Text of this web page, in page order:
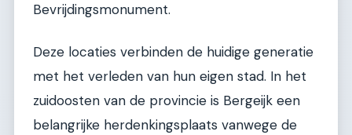
Bevrijdingsmonument.
Deze locaties verbinden de huidige generatie
met het verleden van hun eigen stad. In het
zuidoosten van de provincie is Bergeijk een
belangrijke herdenkingsplaats vanwege de